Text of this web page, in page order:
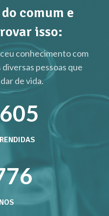
comum e
isso:
conhecimento com
pessoas que
de vida.